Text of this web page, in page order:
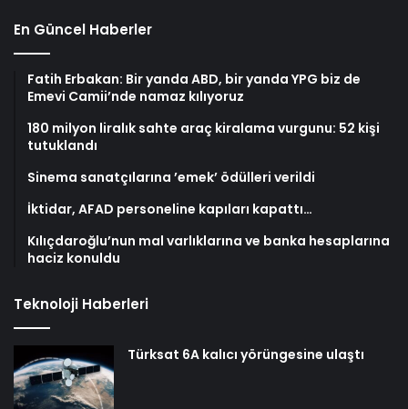
En Güncel Haberler
Fatih Erbakan: Bir yanda ABD, bir yanda YPG biz de
Emevi Camii’nde namaz kılıyoruz
180 milyon liralık sahte araç kiralama vurgunu: 52 kişi
tutuklandı
Sinema sanatçılarına ’emek’ ödülleri verildi
İktidar, AFAD personeline kapıları kapattı…
Kılıçdaroğlu’nun mal varlıklarına ve banka hesaplarına
haciz konuldu
Teknoloji Haberleri
Türksat 6A kalıcı yörüngesine ulaştı